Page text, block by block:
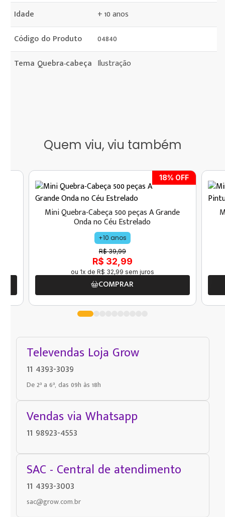
Idade
+ 10 anos
Código do Produto
04840
Tema Quebra-cabeça Ilustração
Quem viu, viu também
18% OFF
Mini Quebra-Cabeça 500 peças A Grande
Onda no Céu Estrelado
+10 anos
R$ 39,99
R$ 32,99
ou 1x de R$ 32,99 sem juros
COMPRAR
Televendas Loja Grow
11 4393-3039
De 2ª a 6ª, das 09h às 18h
Vendas via Whatsapp
11 98923-4553
SAC - Central de atendimento
11 4393-3003
sac@grow.com.br